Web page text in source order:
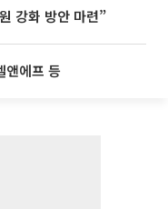
강화 방안 마련”
앤에프 등